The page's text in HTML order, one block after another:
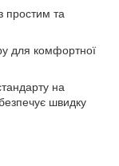
простим та
для комфортної
на
швидку